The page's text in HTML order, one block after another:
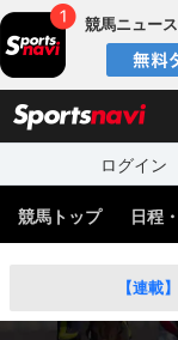
競馬ニュー
ログイン
競馬トップ 日程
【連載